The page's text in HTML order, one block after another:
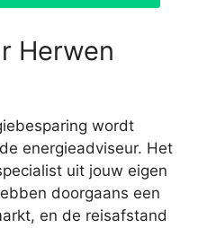
Herwen
wordt
energieadviseur. Het
uit jouw eigen
doorgaans een
en de reisafstand